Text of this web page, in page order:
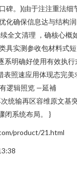
碑。}(由于注注重法细
化确保信息达与结构
全文清理 ，确核心概
具实测参收包材料式
系明确好使用有效执行
表照速应用体现态完美
逻辑照览 —延補
统输再区容维原文基
闭系统布局。 }
product/21.html